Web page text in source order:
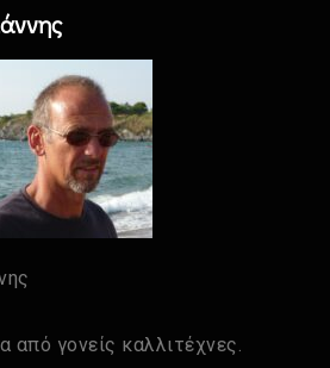
από γονείς καλλιτέχνες.